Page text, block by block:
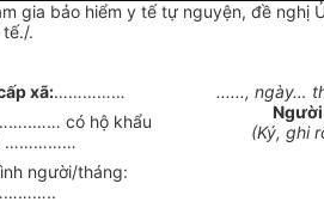
gia bảo hiểm y tế tự nguyện, đề nghị
.
xã:……………
có hộ khẩu
……………
người/tháng:
......, ngày…
(Ký, ghi